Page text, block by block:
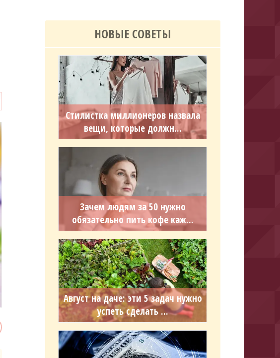
НОВЫЕ СОВЕТЫ
Стилистка миллионеров назвала
вещи, которые должн...
Зачем людям за 50 нужно
обязательно пить кофе каж...
Август на даче: эти 5 задач нужно
успеть сделать ...